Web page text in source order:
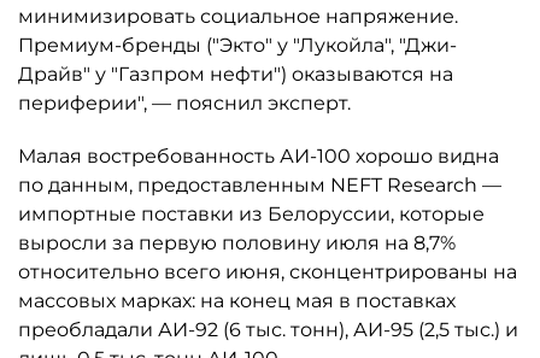
минимизировать социальное напряжение.
Премиум-бренды ("Экто" у "Лукойла", "Джи-
Драйв" у "Газпром нефти") оказываются на
периферии", — пояснил эксперт.
Малая востребованность АИ-100 хорошо видна
по данным, предоставленным NEFT Research —
импортные поставки из Белоруссии, которые
выросли за первую половину июля на 8,7%
относительно всего июня, сконцентрированы на
массовых марках: на конец мая в поставках
преобладали АИ-92 (6 тыс. тонн), АИ-95 (2,5 тыс.) и